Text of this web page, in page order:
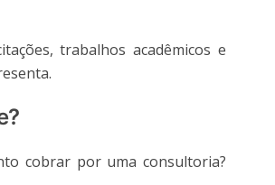
trabalhos acadêmicos e
cobrar por uma consultoria?